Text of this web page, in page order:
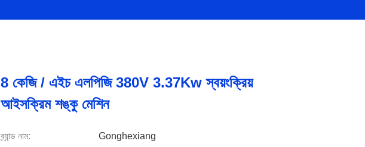
8 কেজি / এইচ এলপিজি 380V 3.37Kw স্বয়ংক্রিয়
আইসক্রিম শঙ্কু মেশিন
ব্র্যান্ড নাম: Gonghexiang